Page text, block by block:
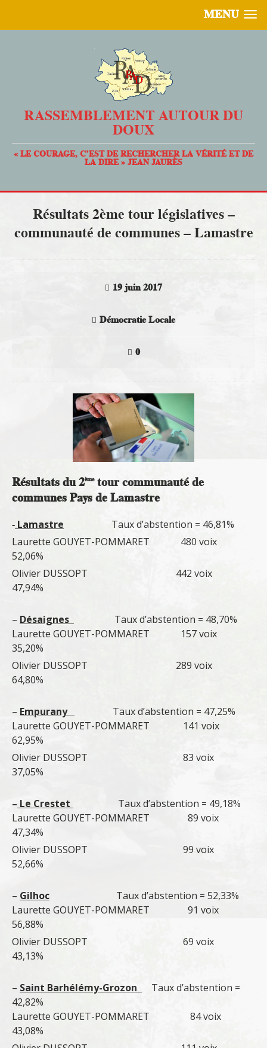
MENU
RASSEMBLEMENT AUTOUR DU
DOUX
« LE COURAGE, C’EST DE RECHERCHER LA VÉRITÉ ET DE
LA DIRE » JEAN JAURÈS
Résultats 2ème tour législatives –
communauté de communes – Lamastre
19 juin 2017
Démocratie Locale
0
Résultats du 2èmetour communauté de
communes Pays de Lamastre
‑ Lamastre
Taux d’abstention = 46,81%
Laurette GOUYET-POMMARET 480 voix
52,06%
Olivier DUSSOPT 442 voix
47,94%
– Désaignes
Taux d’abstention = 48,70%
Laurette GOUYET-POMMARET 157 voix
35,20%
Olivier DUSSOPT 289 voix
64,80%
– Empurany
Taux d’abstention = 47,25%
Laurette GOUYET-POMMARET 141 voix
62,95%
Olivier DUSSOPT 83 voix
37,05%
– Le Crestet
Taux d’abstention = 49,18%
Laurette GOUYET-POMMARET 89 voix
47,34%
Olivier DUSSOPT 99 voix
52,66%
– Gilhoc Taux d’abstention = 52,33%
Laurette GOUYET-POMMARET 91 voix
56,88%
Olivier DUSSOPT 69 voix
43,13%
– Saint Barhélémy-Grozon
Taux d’abstention =
42,82%
Laurette GOUYET-POMMARET 84 voix
43,08%